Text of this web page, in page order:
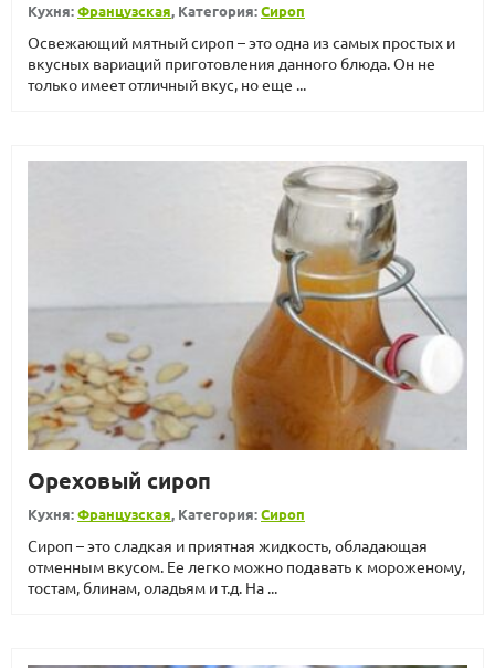
Кухня:Французская, Категория:Сироп
Освежающий мятный сироп – это одна из самых простых и
вкусных вариаций приготовления данного блюда. Он не
только имеет отличный вкус, но еще ...
Ореховый сироп
Кухня:Французская, Категория:Сироп
Сироп – это сладкая и приятная жидкость, обладающая
отменным вкусом. Ее легко можно подавать к мороженому,
тостам, блинам, оладьям и т.д. На ...